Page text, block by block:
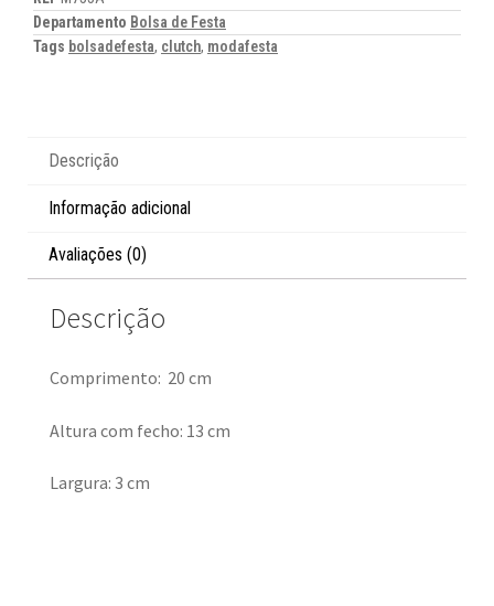
Departamento Bolsa de Festa
Tags bolsadefesta, clutch, modafesta
Descrição
Informação adicional
Avaliações (0)
Descrição
Comprimento: 20 cm
Altura com fecho: 13 cm
Largura: 3 cm